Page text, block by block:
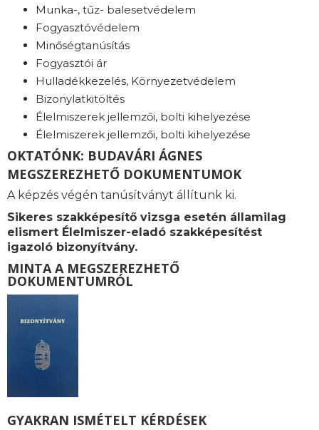
Munka-, tűz- balesetvédelem
Fogyasztóvédelem
Minőségtanúsítás
Fogyasztói ár
Hulladékkezelés, Környezetvédelem
Bizonylatkitöltés
Élelmiszerek jellemzői, bolti kihelyezése
Élelmiszerek jellemzői, bolti kihelyezése
OKTATÓNK: BUDAVÁRI ÁGNES
MEGSZEREZHETŐ DOKUMENTUMOK
A képzés végén tanúsítványt állítunk ki.
Sikeres szakképesítő vizsga esetén államilag
elismert Élelmiszer-eladó szakképesítést
igazoló bizonyítvány.
MINTA A MEGSZEREZHETŐ
DOKUMENTUMRÓL
GYAKRAN ISMÉTELT KÉRDÉSEK